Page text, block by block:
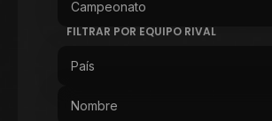
FILTRAR POR EQUIPO RIVAL